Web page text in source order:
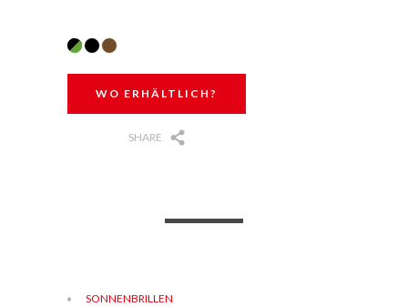
WO ERHÄLTLICH?
SHARE
SONNENBRILLEN